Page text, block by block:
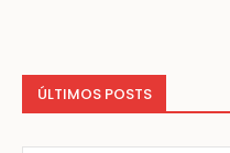
ÚLTIMOS POSTS